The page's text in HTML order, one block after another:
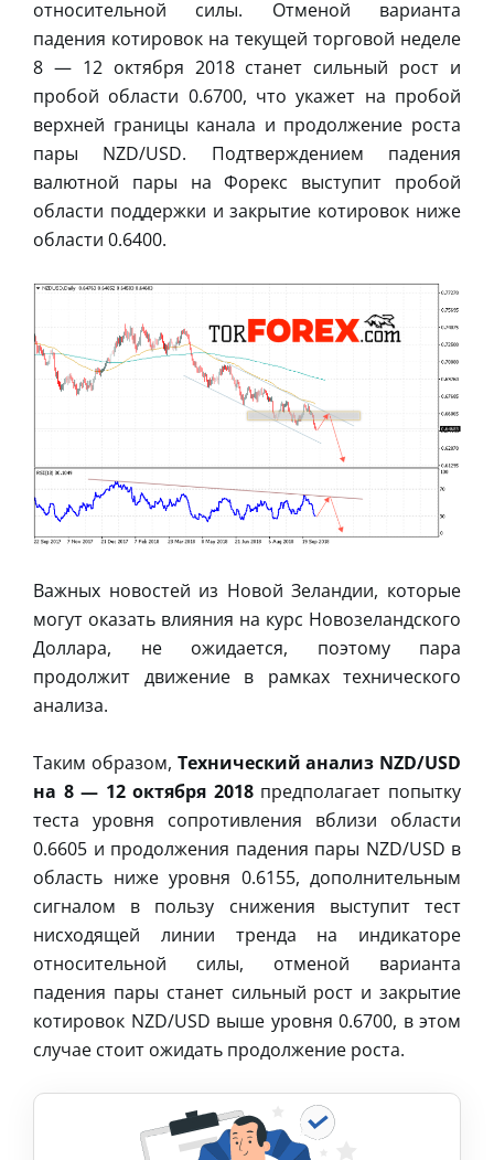
относительной силы. Отменой варианта
падения котировок на текущей торговой неделе
8 — 12 октября 2018 станет сильный рост и
пробой области 0.6700, что укажет на пробой
верхней границы канала и продолжение роста
пары NZD/USD. Подтверждением падения
валютной пары на Форекс выступит пробой
области поддержки и закрытие котировок ниже
области 0.6400.
Важных новостей из Новой Зеландии, которые
могут оказать влияния на курс Новозеландского
Доллара, не ожидается, поэтому пара
продолжит движение в рамках технического
анализа.
Таким образом, Технический анализ NZD/USD
на 8 — 12 октября 2018предполагает попытку
теста уровня сопротивления вблизи области
0.6605 и продолжения падения пары NZD/USD в
область ниже уровня 0.6155, дополнительным
сигналом в пользу снижения выступит тест
нисходящей линии тренда на индикаторе
относительной силы, отменой варианта
падения пары станет сильный рост и закрытие
котировок NZD/USD выше уровня 0.6700, в этом
случае стоит ожидать продолжение роста.